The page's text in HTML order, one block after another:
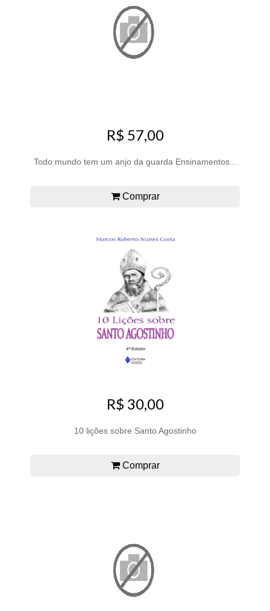
R$ 57,00
Todo mundo tem um anjo da guarda Ensinamentos...
Comprar
R$ 30,00
10 lições sobre Santo Agostinho
Comprar